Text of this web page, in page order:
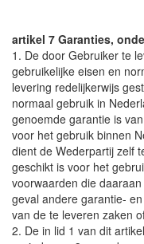
artikel 7 Garanties,
1. De door Gebruiker te
gebruikelijke eisen en
levering redelijkerwijs
normaal gebruik in
genoemde garantie is
voor het gebruik binnen
dient de Wederpartij zelf
geschikt is voor het
voorwaarden die
geval andere garantie-
van de te leveren zaken
2. De in lid 1 van dit